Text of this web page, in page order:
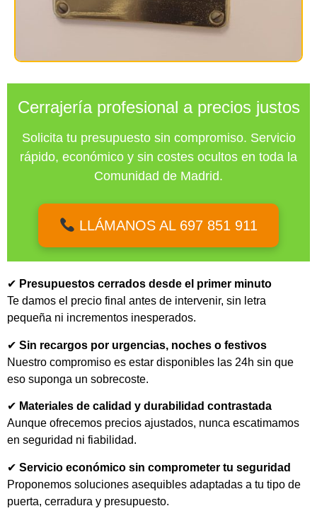
Cerrajería profesional a precios justos
Solicita tu presupuesto sin compromiso. Servicio
rápido, económico y sin costes ocultos en toda la
Comunidad de Madrid.
LLÁMANOS AL 697 851 911
✔ Presupuestos cerrados desde el primer minuto
Te damos el precio final antes de intervenir, sin letra
pequeña ni incrementos inesperados.
✔ Sin recargos por urgencias, noches o festivos
Nuestro compromiso es estar disponibles las 24h sin que
eso suponga un sobrecoste.
✔ Materiales de calidad y durabilidad contrastada
Aunque ofrecemos precios ajustados, nunca escatimamos
en seguridad ni fiabilidad.
✔ Servicio económico sin comprometer tu seguridad
Proponemos soluciones asequibles adaptadas a tu tipo de
puerta, cerradura y presupuesto.